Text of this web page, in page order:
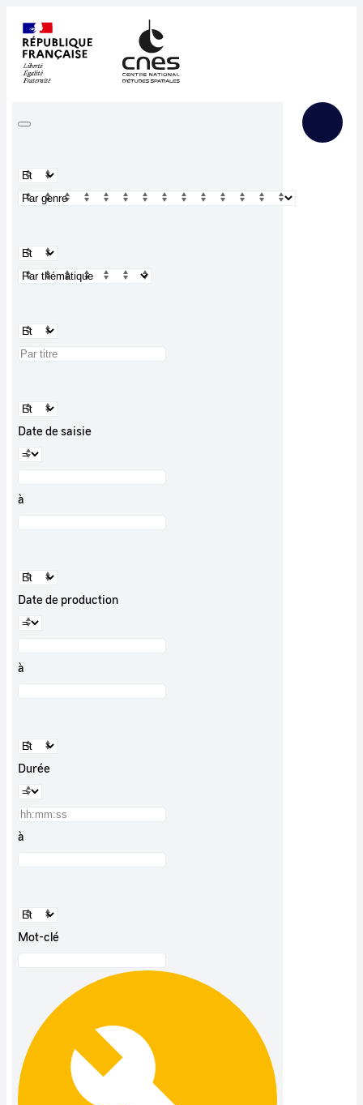
Date de saisie
à
Date de production
à
Durée
à
Mot-clé